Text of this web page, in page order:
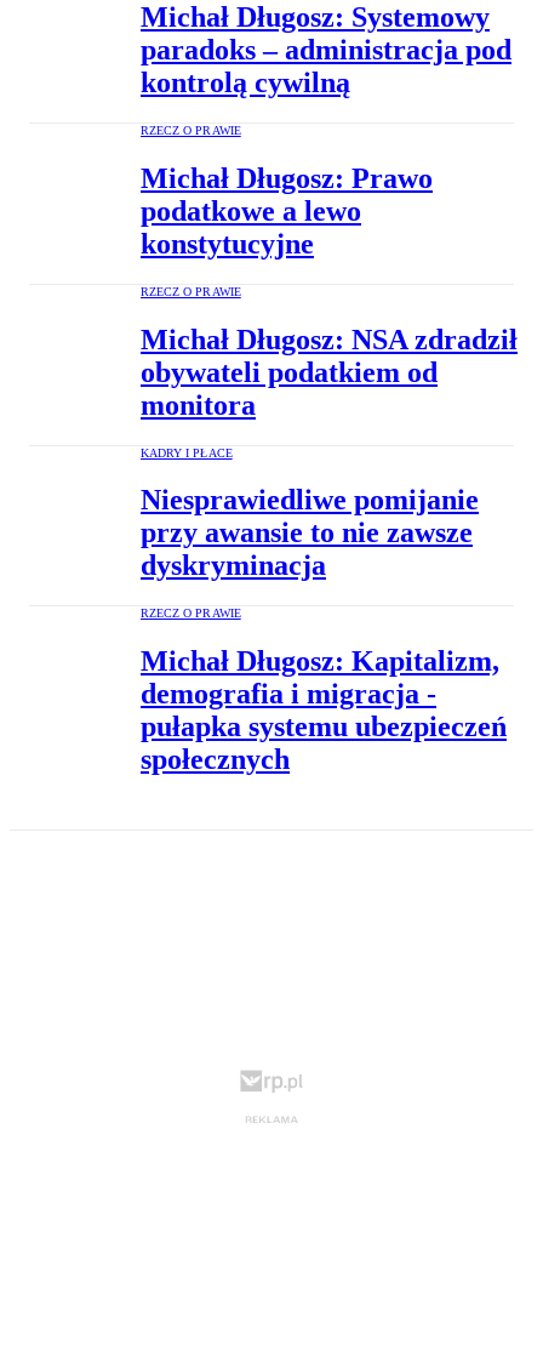
Michał Długosz: Systemowy
paradoks – administracja pod
kontrolą cywilną
RZECZ O PRAWIE
Michał Długosz: Prawo
podatkowe a lewo
konstytucyjne
RZECZ O PRAWIE
Michał Długosz: NSA zdradził
obywateli podatkiem od
monitora
KADRY I PŁACE
Niesprawiedliwe pomijanie
przy awansie to nie zawsze
dyskryminacja
RZECZ O PRAWIE
Michał Długosz: Kapitalizm,
demografia i migracja -
pułapka systemu ubezpieczeń
społecznych